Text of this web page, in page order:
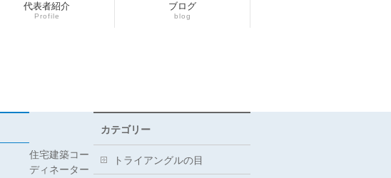
代表者紹介
Profile
ブログ
blog
カテゴリー
トライアングルの目
住宅建築コー
ディネーター